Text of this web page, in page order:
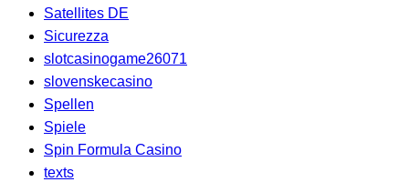
Satellites DE
Sicurezza
slotcasinogame26071
slovenskecasino
Spellen
Spiele
Spin Formula Casino
texts